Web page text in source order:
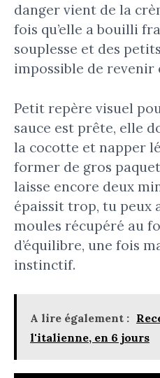
danger vient de la
fois qu’elle a bouilli
souplesse et des
impossible de revenir
Petit repère visuel
sauce est prête, elle
la cocotte et napper
former de gros
laisse encore deux
épaissit trop, tu peux
moules récupéré au
d’équilibre, une fois
instinctif.
A lire également :
l'italienne, en 6 jours